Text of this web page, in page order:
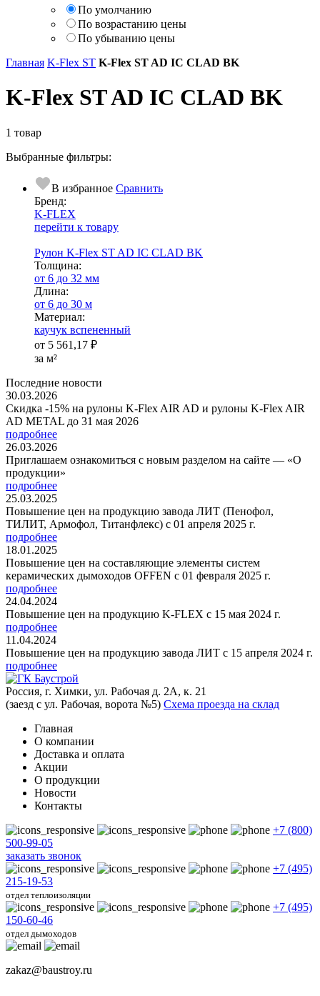
По умолчанию
По возрастанию цены
По убыванию цены
Главная K-Flex ST K-Flex ST AD IC CLAD BK
K-Flex ST AD IC CLAD BK
1 товар
Выбранные фильтры:
В избранное Сравнить
Бренд:
K-FLEX
перейти к товару
Рулон K-Flex ST AD IC CLAD BK
Тол­щи­на:
от 6 до 32 мм
Длина:
от 6 до 30 м
Ма­­те­­ри­­ал:
каучук вспененный
от 5 561,17 ₽
за м²
Последние новости
30.03.2026
Скидка -15% на рулоны K-Flex AIR AD и рулоны K-Flex AIR
AD METAL до 31 мая 2026
подробнее
26.03.2026
Приглашаем ознакомиться с новым разделом на сайте — «О
продукции»
подробнее
25.03.2025
Повышение цен на продукцию завода ЛИТ (Пенофол,
ТИЛИТ, Армофол, Титанфлекс) с 01 апреля 2025 г.
подробнее
18.01.2025
Повышение цен на составляющие элементы систем
керамических дымоходов OFFEN с 01 февраля 2025 г.
подробнее
24.04.2024
Повышение цен на продукцию K-FLEX с 15 мая 2024 г.
подробнее
11.04.2024
Повышение цен на продукцию завода ЛИТ с 15 апреля 2024 г.
подробнее
Россия, г. Химки, ул. Рабочая д. 2А, к. 21
(заезд с ул. Рабочая, ворота №5) Схема проезда на склад
Главная
О компании
Доставка и оплата
Акции
О продукции
Новости
Контакты
+7 (800)
500-99-05
заказать звонок
+7 (495)
215-19-53
отдел теплоизоляции
+7 (495)
150-60-46
отдел дымоходов
zakaz@baustroy.ru